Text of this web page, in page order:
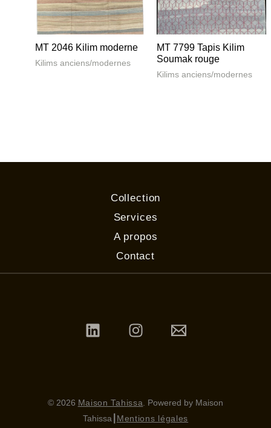
MT 2046 Kilim moderne
Kilims anciens/modernes
MT 7799 Tapis Kilim
Soumak rouge
Kilims anciens/modernes
Collection
Services
A propos
Contact
© 2026 Maison Tahissa. Powered by Maison
Tahissa┃ Mentions légales